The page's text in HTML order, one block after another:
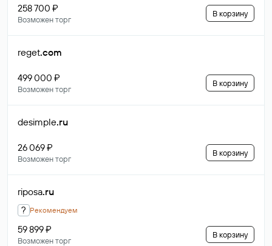
258 700 ₽
Возможен торг
В корзину
reget.com
499 000 ₽
Возможен торг
В корзину
desimple.ru
26 069 ₽
Возможен торг
В корзину
riposa.ru
? Рекомендуем
59 899 ₽
Возможен торг
В корзину